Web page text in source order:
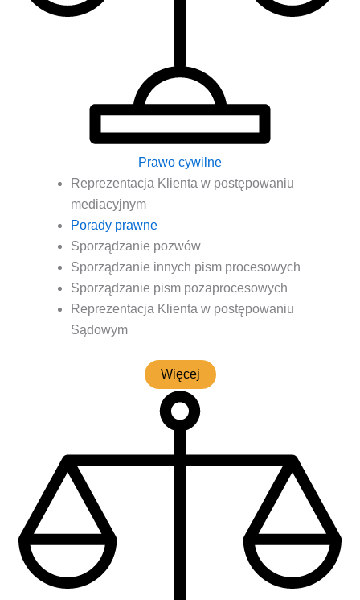
Prawo cywilne
Repre­zen­ta­cja Klien­ta w postę­po­wa­niu
mediacyjnym
Pora­dy prawne
Spo­rzą­dza­nie pozwów
Spo­rzą­dza­nie innych pism procesowych
Spo­rzą­dza­nie pism pozaprocesowych
Repre­zen­ta­cja Klien­ta w postę­po­wa­niu
Sądowym
Wię­cej